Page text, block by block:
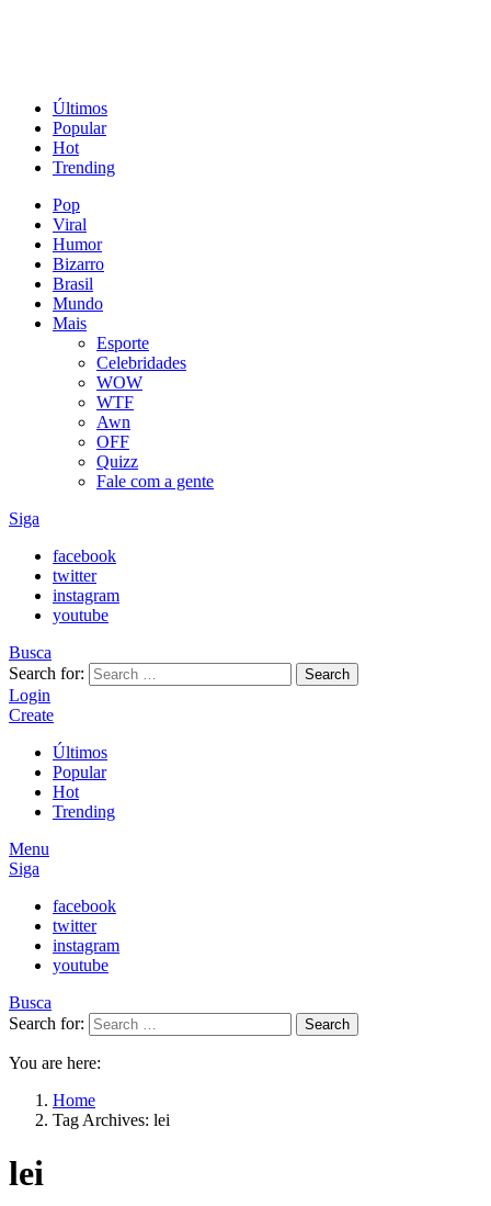
Últimos
Popular
Hot
Trending
Pop
Viral
Humor
Bizarro
Brasil
Mundo
Mais
Esporte
Celebridades
WOW
WTF
Awn
OFF
Quizz
Fale com a gente
Siga
facebook
twitter
instagram
youtube
Busca
Search for:
Search
Login
Create
Últimos
Popular
Hot
Trending
Menu
Siga
facebook
twitter
instagram
youtube
Busca
Search for:
Search
You are here:
Home
Tag Archives: lei
lei